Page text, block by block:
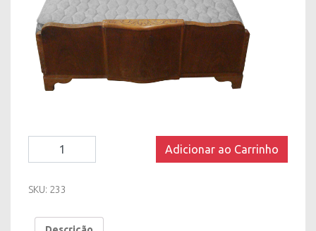
padrão
Rústica
Adicionar ao Carrinho
SKU: 233